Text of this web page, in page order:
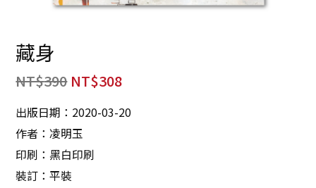
藏身
NT$390 NT$308
出版日期：2020-03-20
作者：凌明玉
印刷：黑白印刷
裝訂：平裝